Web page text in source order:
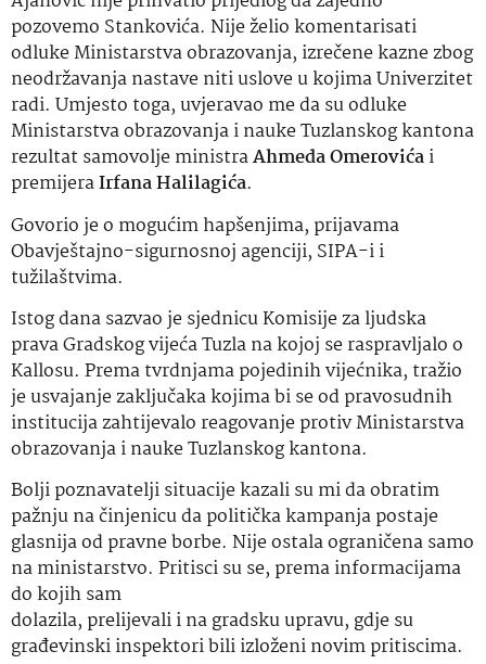
pozovemo Stankovića. Nije želio komentarisati
odluke Ministarstva obrazovanja, izrečene kazne zbog
neodržavanja nastave niti uslove u kojima Univerzitet
radi. Umjesto toga, uvjeravao me da su odluke
Ministarstva obrazovanja i nauke Tuzlanskog kantona
rezultat samovolje ministraAhmeda Omerovićai
premijeraIrfana Halilagića.
Govorio je o mogućim hapšenjima, prijavama
Obavještajno-sigurnosnoj agenciji, SIPA-i i
tužilaštvima.
Istog dana sazvao je sjednicu Komisije za ljudska
prava Gradskog vijeća Tuzla na kojoj se raspravljalo o
Kallosu. Prema tvrdnjama pojedinih vijećnika, tražio
je usvajanje zaključaka kojima bi se od pravosudnih
institucija zahtijevalo reagovanje protiv Ministarstva
obrazovanja i nauke Tuzlanskog kantona.
Bolji poznavatelji situacije kazali su mi da obratim
pažnju na činjenicu da politička kampanja postaje
glasnija od pravne borbe. Nije ostala ograničena samo
na ministarstvo. Pritisci su se, prema informacijama
do kojih sam
dolazila, prelijevali i na gradsku upravu, gdje su
građevinski inspektori bili izloženi novim pritiscima.